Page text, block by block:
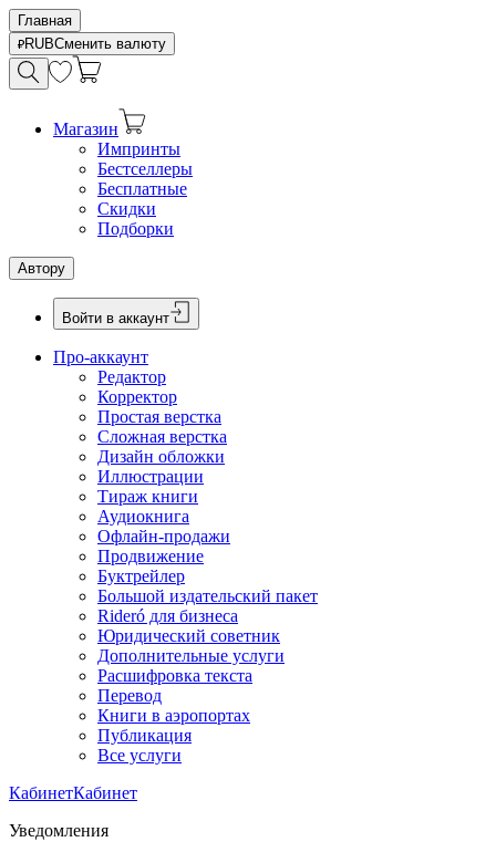
Главная
RUBСменить валюту
Магазин
Импринты
Бестселлеры
Бесплатные
Скидки
Подборки
Автору
Войти в аккаунт
Про-аккаунт
Редактор
Корректор
Простая верстка
Сложная верстка
Дизайн обложки
Иллюстрации
Тираж книги
Аудиокнига
Офлайн-продажи
Продвижение
Буктрейлер
Большой издательский пакет
Rideró для бизнеса
Юридический советник
Дополнительные услуги
Расшифровка текста
Перевод
Книги в аэропортах
Публикация
Все услуги
КабинетКабинет
Уведомления